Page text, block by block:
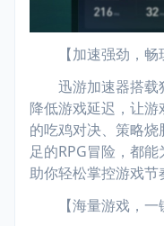
【加速强劲，畅
迅游加速器搭载
降低游戏延迟，让
的吃鸡对决、策略
足的RPG冒险，都
助你轻松掌控游戏节
【海量游戏，一